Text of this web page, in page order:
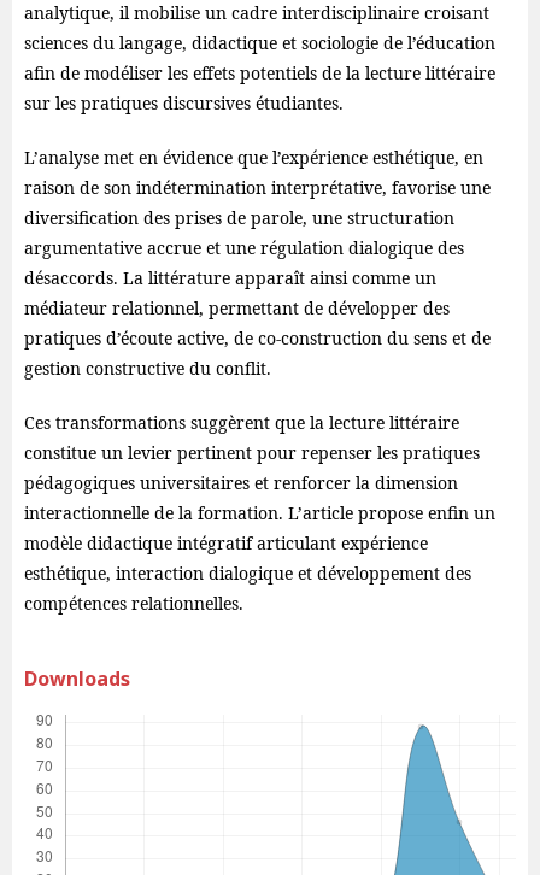
analytique, il mobilise un cadre interdisciplinaire croisant
sciences du langage, didactique et sociologie de l’éducation
afin de modéliser les effets potentiels de la lecture littéraire
sur les pratiques discursives étudiantes.
L’analyse met en évidence que l’expérience esthétique, en
raison de son indétermination interprétative, favorise une
diversification des prises de parole, une structuration
argumentative accrue et une régulation dialogique des
désaccords. La littérature apparaît ainsi comme un
médiateur relationnel, permettant de développer des
pratiques d’écoute active, de co-construction du sens et de
gestion constructive du conflit.
Ces transformations suggèrent que la lecture littéraire
constitue un levier pertinent pour repenser les pratiques
pédagogiques universitaires et renforcer la dimension
interactionnelle de la formation. L’article propose enfin un
modèle didactique intégratif articulant expérience
esthétique, interaction dialogique et développement des
compétences relationnelles.
Downloads